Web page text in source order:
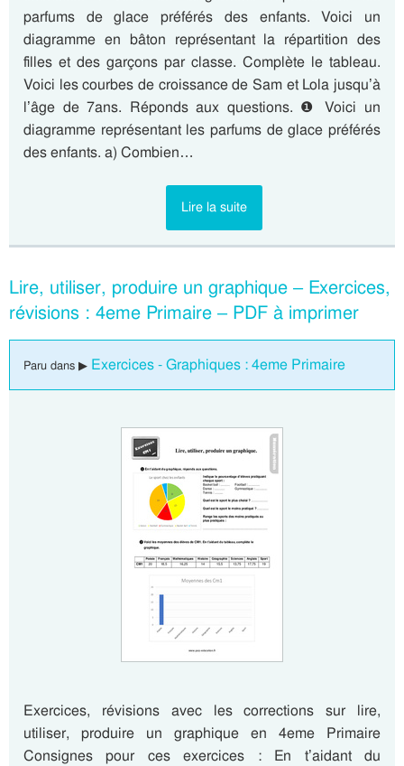
parfums de glace préférés des enfants. Voici un
diagramme en bâton représentant la répartition des
filles et des garçons par classe. Complète le tableau.
Voici les courbes de croissance de Sam et Lola jusqu’à
l’âge de 7ans. Réponds aux questions. ❶ Voici un
diagramme représentant les parfums de glace préférés
des enfants. a) Combien…
Lire la suite
Lire, utiliser, produire un graphique – Exercices,
révisions : 4eme Primaire – PDF à imprimer
Paru dans ▶ Exercices - Graphiques : 4eme Primaire
Exercices, révisions avec les corrections sur lire,
utiliser, produire un graphique en 4eme Primaire
Consignes pour ces exercices : En t’aidant du